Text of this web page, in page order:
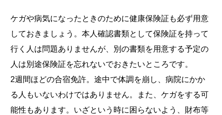
ケガや病気になったときのために健康保険証も必ず用意
しておきましょう。本人確認書類として保険証を持って
行く人は問題ありませんが、別の書類を用意する予定の
人は別途保険証を忘れないでおきたいところです。
2週間ほどの合宿免許。途中で体調を崩し、病院にかか
る人もいないわけではありません。また、ケガをする可
能性もあります。いざという時に困らないよう、財布等